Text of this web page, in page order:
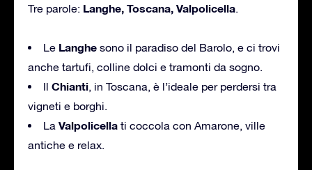
Tre parole: Langhe, Toscana, Valpolicella.
Le Langhe sono il paradiso del Barolo, e ci trovi
anche tartufi, colline dolci e tramonti da sogno.
Il Chianti, in Toscana, è l’ideale per perdersi tra
vigneti e borghi.
La Valpolicella ti coccola con Amarone, ville
antiche e relax.